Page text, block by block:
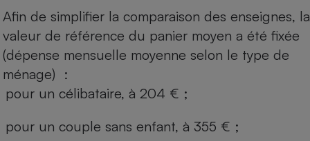
Afin de simplifier la comparaison des enseignes, la
valeur de référence du panier moyen a été fixée
(dépense mensuelle moyenne selon le type de
ménage) :
pour un célibataire, à 204 € ;
pour un couple sans enfant, à 355 € ;